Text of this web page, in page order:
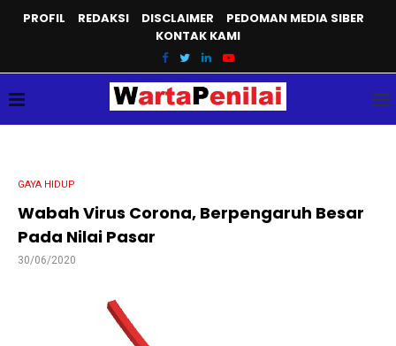
PROFIL REDAKSI DISCLAIMER
PEDOMAN MEDIA SIBER
KONTAK KAMI
GAYA HIDUP
Wabah Virus Corona, Berpengaruh Besar
Pada Nilai Pasar
30/06/2020